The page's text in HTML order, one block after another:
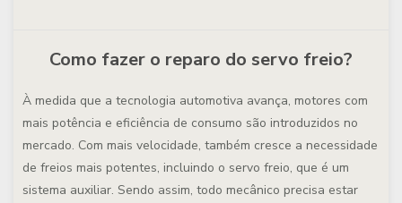
Como fazer o reparo do servo freio?
À medida que a tecnologia automotiva avança, motores com
mais potência e eficiência de consumo são introduzidos no
mercado. Com mais velocidade, também cresce a necessidade
de freios mais potentes, incluindo o servo freio, que é um
sistema auxiliar. Sendo assim, todo mecânico precisa estar